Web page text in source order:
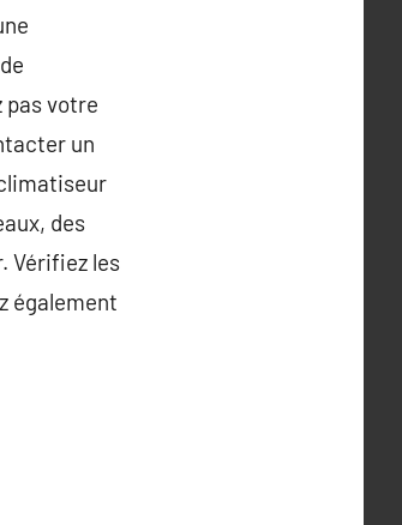
pas votre
un
des
Vérifiez les
également